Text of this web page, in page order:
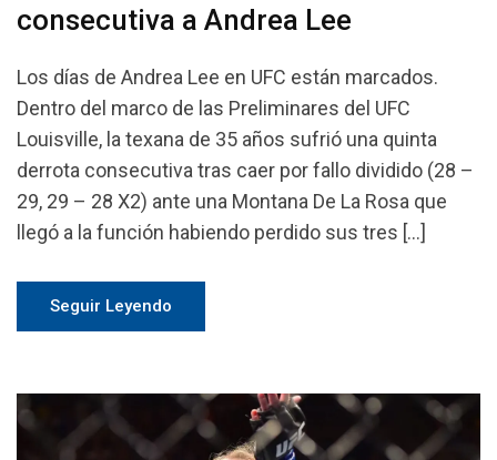
consecutiva a Andrea Lee
Los días de Andrea Lee en UFC están marcados.
Dentro del marco de las Preliminares del UFC
Louisville, la texana de 35 años sufrió una quinta
derrota consecutiva tras caer por fallo dividido (28 –
29, 29 – 28 X2) ante una Montana De La Rosa que
llegó a la función habiendo perdido sus tres […]
Seguir Leyendo